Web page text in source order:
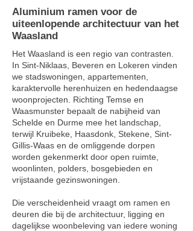
Aluminium ramen voor de
uiteenlopende architectuur van het
Waasland
Het Waasland is een regio van contrasten.
In Sint-Niklaas, Beveren en Lokeren vinden
we stadswoningen, appartementen,
karaktervolle herenhuizen en hedendaagse
woonprojecten. Richting Temse en
Waasmunster bepaalt de nabijheid van
Schelde en Durme mee het landschap,
terwijl Kruibeke, Haasdonk, Stekene, Sint-
Gillis-Waas en de omliggende dorpen
worden gekenmerkt door open ruimte,
woonlinten, polders, bosgebieden en
vrijstaande gezinswoningen.
Die verscheidenheid vraagt om ramen en
deuren die bij de architectuur, ligging en
dagelijkse woonbeleving van iedere woning